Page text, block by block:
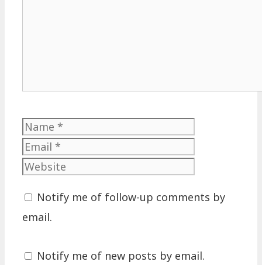
Name
Notify me of follow-up comments by
email.
Notify me of new posts by email.